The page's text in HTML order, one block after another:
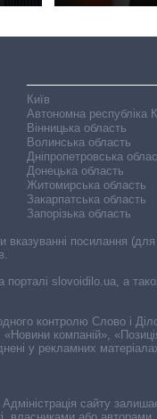
Київ
Автономна республіка
Вінницька область
Волинська область
Дніпропетровська
Донецька область
Житомирська область
Закарпатська область
Запорізька область
сайту
посилання
порталі slovoidilo.ua, а
контролю Слово і
компаній»,
у рекламних